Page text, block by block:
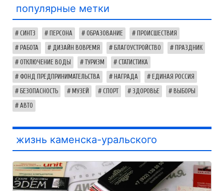
популярные метки
СИНТЗ ПЕРСОНА ОБРАЗОВАНИЕ ПРОИСШЕСТВИЯ
РАБОТА ДИЗАЙН ВОВРЕМЯ БЛАГОУСТРОЙСТВО ПРАЗДНИК
ОТКЛЮЧЕНИЕ ВОДЫ ТУРИЗМ СТАТИСТИКА
ФОНД ПРЕДПРИНИМАТЕЛЬСТВА НАГРАДА ЕДИНАЯ РОССИЯ
БЕЗОПАСНОСТЬ МУЗЕЙ СПОРТ ЗДОРОВЬЕ ВЫБОРЫ
АВТО
жизнь каменска-уральского